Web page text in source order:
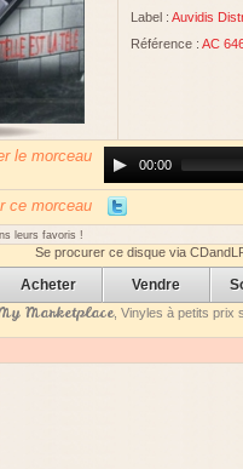
Label : Auvidis
Référence : AC
le morceau
Player00:00
ce morceau
leurs favoris !
Se procurer ce disque via
Acheter Vendre
Marketplace, Vinyles à petits prix